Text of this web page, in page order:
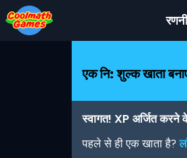
Skip
to
Top
Skip
to
Navigation
Skip
to
Main
Skip
to
Footer
Skip
to
main
एक नि: शुल्क खाता
स्वागत! XP अर्जित
पहले से ही एक खाता है?